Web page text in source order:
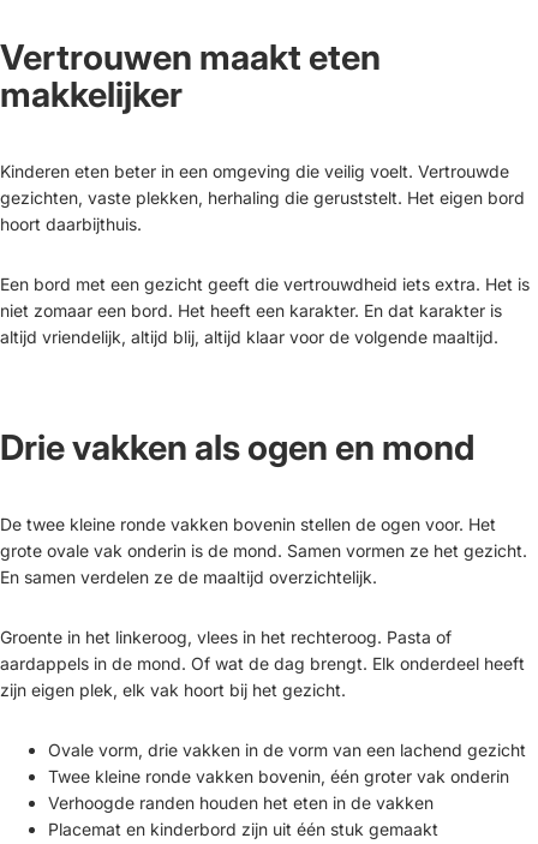
Vertrouwen maakt eten
makkelijker
Kinderen eten beter in een omgeving die veilig voelt. Vertrouwde
gezichten, vaste plekken, herhaling die geruststelt. Het eigen bord
hoort daarbijthuis.
Een bord met een gezicht geeft die vertrouwdheid iets extra. Het is
niet zomaar een bord. Het heeft een karakter. En dat karakter is
altijd vriendelijk, altijd blij, altijd klaar voor de volgende maaltijd.
Drie vakken als ogen en mond
De twee kleine ronde vakken bovenin stellen de ogen voor. Het
grote ovale vak onderin is de mond. Samen vormen ze het gezicht.
En samen verdelen ze de maaltijd overzichtelijk.
Groente in het linkeroog, vlees in het rechteroog. Pasta of
aardappels in de mond. Of wat de dag brengt. Elk onderdeel heeft
zijn eigen plek, elk vak hoort bij het gezicht.
Ovale vorm, drie vakken in de vorm van een lachend gezicht
Twee kleine ronde vakken bovenin, één groter vak onderin
Verhoogde randen houden het eten in de vakken
Placemat en kinderbord zijn uit één stuk gemaakt